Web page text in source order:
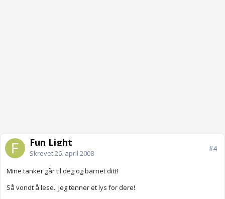
Fun Light
Skrevet26. april 2008
#4
Mine tanker går til deg og barnet ditt!
Så vondt å lese.. Jeg tenner et lys for dere!